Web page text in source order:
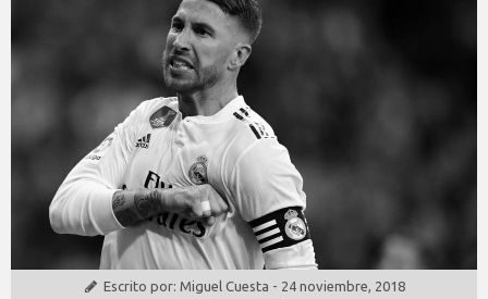
Escrito por: Miguel Cuesta - 24 noviembre, 2018